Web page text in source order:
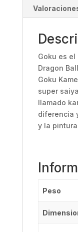
Goku es
Dragon
Goku
super
llamado
diferencia
y la
Peso